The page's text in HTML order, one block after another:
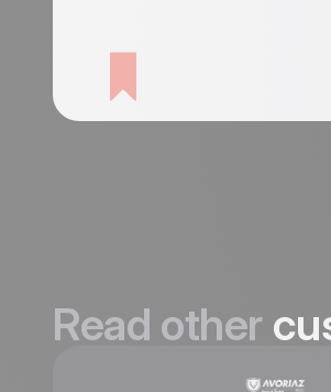
Read other